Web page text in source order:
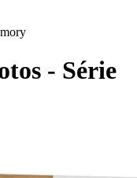
- Série